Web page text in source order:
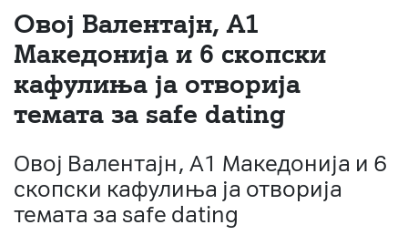
Овој Валентајн, A1
Македонија и 6 скопски
кафулиња ја отворија
темата за safe dating
Овој Валентајн, A1 Македонија и 6
скопски кафулиња ја отворија
темата за safe dating